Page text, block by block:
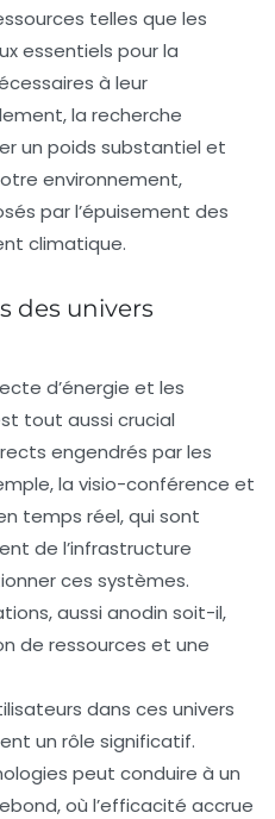
telles que les
essentiels pour la
à leur
la recherche
un poids substantiel et
environnement,
par l’épuisement des
climatique.
des univers
d’énergie et les
tout aussi crucial
engendrés par les
la visio-conférence et
temps réel, qui sont
de l’infrastructure
ces systèmes.
aussi anodin soit-il,
de ressources et une
dans ces univers
un rôle significatif.
peut conduire à un
, où l’efficacité accrue